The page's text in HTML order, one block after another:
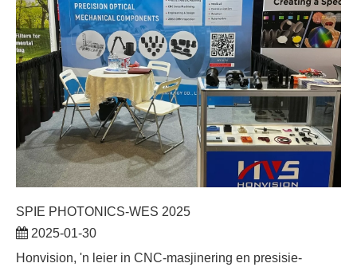
SPIE PHOTONICS-WES 2025
2025-01-30
​Honvision, 'n leier in CNC-masjinering en presisie-